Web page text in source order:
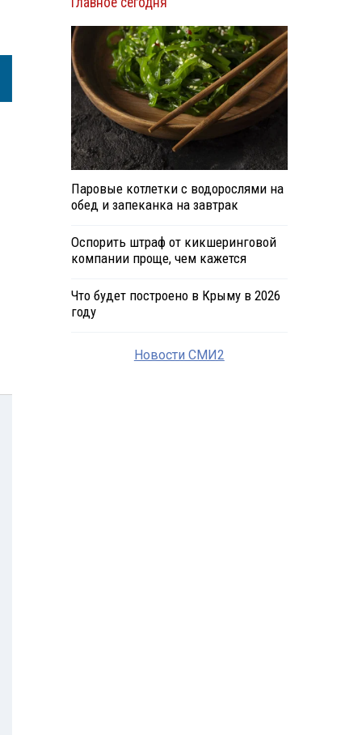
Паровые котлетки с водорослями на
обед и запеканка на завтрак
Оспорить штраф от кикшеринговой
компании проще, чем кажется
Что будет построено в Крыму в 2026
году
Новости СМИ2